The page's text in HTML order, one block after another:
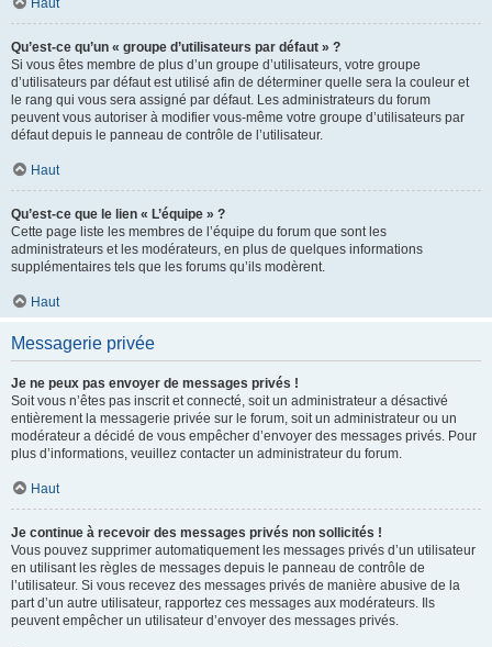
Haut
Qu’est-ce qu’un « groupe d’utilisateurs par défaut » ?
Si vous êtes membre de plus d’un groupe d’utilisateurs, votre groupe
d’utilisateurs par défaut est utilisé afin de déterminer quelle sera la couleur et
le rang qui vous sera assigné par défaut. Les administrateurs du forum
peuvent vous autoriser à modifier vous-même votre groupe d’utilisateurs par
défaut depuis le panneau de contrôle de l’utilisateur.
Haut
Qu’est-ce que le lien « L’équipe » ?
Cette page liste les membres de l’équipe du forum que sont les
administrateurs et les modérateurs, en plus de quelques informations
supplémentaires tels que les forums qu’ils modèrent.
Haut
Messagerie privée
Je ne peux pas envoyer de messages privés !
Soit vous n’êtes pas inscrit et connecté, soit un administrateur a désactivé
entièrement la messagerie privée sur le forum, soit un administrateur ou un
modérateur a décidé de vous empêcher d’envoyer des messages privés. Pour
plus d’informations, veuillez contacter un administrateur du forum.
Haut
Je continue à recevoir des messages privés non sollicités !
Vous pouvez supprimer automatiquement les messages privés d’un utilisateur
en utilisant les règles de messages depuis le panneau de contrôle de
l’utilisateur. Si vous recevez des messages privés de manière abusive de la
part d’un autre utilisateur, rapportez ces messages aux modérateurs. Ils
peuvent empêcher un utilisateur d’envoyer des messages privés.